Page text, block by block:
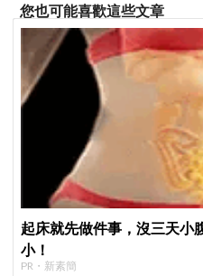
您也可能喜歡這些文章
起床就先做件事，沒三天小
小！
PR・新素簡